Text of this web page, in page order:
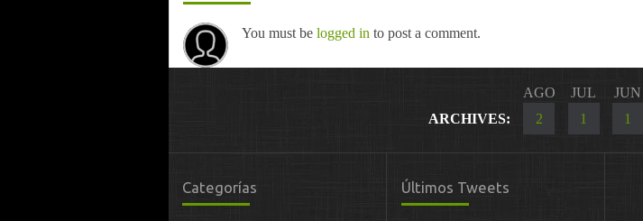
You must be logged in to post a comment.
ARCHIVES:
AGO
2
JUL
1
JUN
1
Categorías Últimos Tweets